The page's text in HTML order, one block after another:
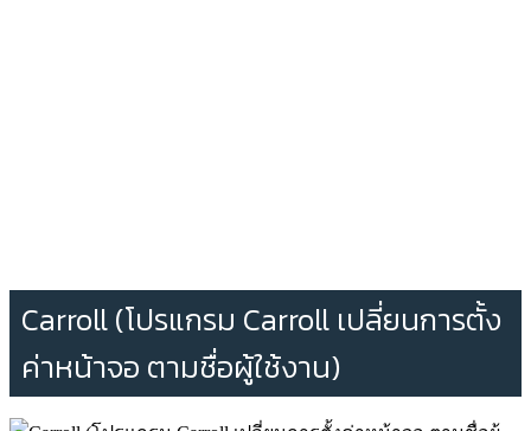
Carroll (โปรแกรม Carroll เปลี่ยนการตั้ง
ค่าหน้าจอ ตามชื่อผู้ใช้งาน)